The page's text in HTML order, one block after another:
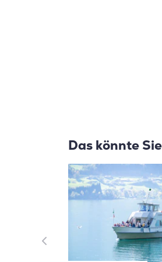
Das könnte